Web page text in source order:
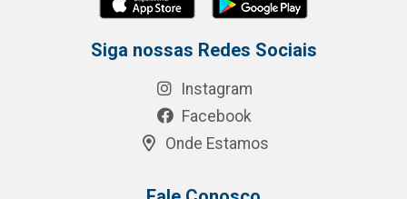
Siga nossas Redes Sociais
Instagram
Facebook
Onde Estamos